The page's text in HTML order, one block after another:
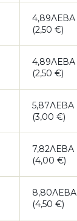
4,89ЛЕВА
(2,50 €)
4,89ЛЕВА
(2,50 €)
5,87ЛЕВА
(3,00 €)
7,82ЛЕВА
(4,00 €)
8,80ЛЕВА
(4,50 €)